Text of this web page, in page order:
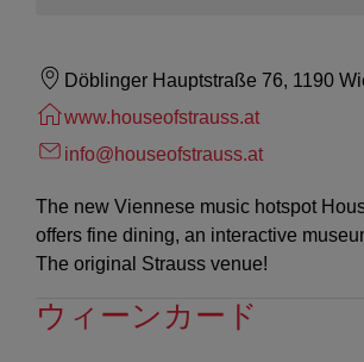
Döblinger Hauptstraße 76, 1190
www.houseofstrauss.at
info@houseofstrauss.at
The new Viennese music hotspot
offers fine dining, an interactive
The original Strauss venue!
ウィーンカード